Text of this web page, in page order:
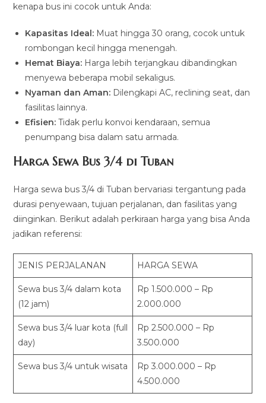
kenapa bus ini cocok untuk Anda:
Kapasitas Ideal: Muat hingga 30 orang, cocok untuk
rombongan kecil hingga menengah.
Hemat Biaya: Harga lebih terjangkau dibandingkan
menyewa beberapa mobil sekaligus.
Nyaman dan Aman: Dilengkapi AC, reclining seat, dan
fasilitas lainnya.
Efisien: Tidak perlu konvoi kendaraan, semua
penumpang bisa dalam satu armada.
Harga Sewa Bus 3/4 di Tuban
Harga sewa bus 3/4 di Tuban bervariasi tergantung pada
durasi penyewaan, tujuan perjalanan, dan fasilitas yang
diinginkan. Berikut adalah perkiraan harga yang bisa Anda
jadikan referensi:
JENIS PERJALANAN HARGA SEWA
Sewa bus 3/4 dalam kota
(12 jam)
Rp 1.500.000 – Rp
2.000.000
Sewa bus 3/4 luar kota (full
day)
Rp 2.500.000 – Rp
3.500.000
Sewa bus 3/4 untuk wisata
Rp 3.000.000 – Rp
4.500.000